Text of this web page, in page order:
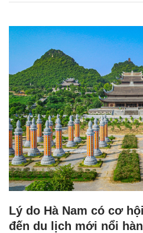
Lý do Hà Nam có cơ
đến du lịch mới nổi